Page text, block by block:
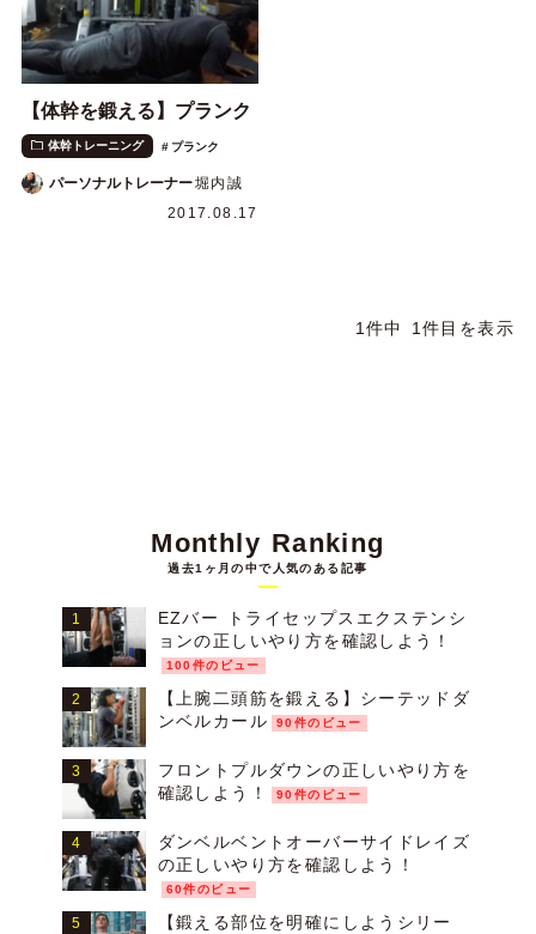
【体幹を鍛える】プランク
体幹トレーニング プランク
パーソナルトレーナー堀内誠
2017.08.17
1件中 1件目を表示
Monthly Ranking
過去1ヶ月の中で人気のある記事
EZバー トライセップスエクステンシ
ョンの正しいやり方を確認しよう！
100件のビュー
【上腕二頭筋を鍛える】シーテッドダ
ンベルカール
90件のビュー
フロントプルダウンの正しいやり方を
確認しよう！
90件のビュー
ダンベルベントオーバーサイドレイズ
の正しいやり方を確認しよう！
60件のビュー
【鍛える部位を明確にしようシリー